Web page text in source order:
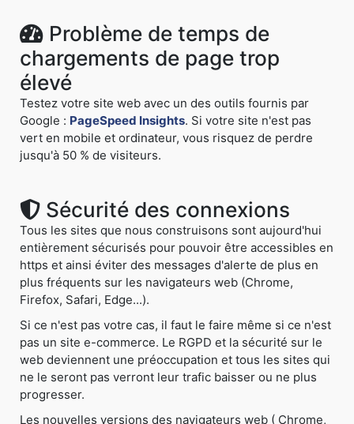
Problème de temps de
chargements de page trop
élevé
Testez votre site web avec un des outils fournis par
Google : PageSpeed Insights. Si votre site n'est pas
vert en mobile et ordinateur, vous risquez de perdre
jusqu'à 50 % de visiteurs.
Sécurité des connexions
Tous les sites que nous construisons sont aujourd'hui
entièrement sécurisés pour pouvoir être accessibles en
https et ainsi éviter des messages d'alerte de plus en
plus fréquents sur les navigateurs web (Chrome,
Firefox, Safari, Edge...).
Si ce n'est pas votre cas, il faut le faire même si ce n'est
pas un site e-commerce. Le RGPD et la sécurité sur le
web deviennent une préoccupation et tous les sites qui
ne le seront pas verront leur trafic baisser ou ne plus
progresser.
Les nouvelles versions des navigateurs web ( Chrome,